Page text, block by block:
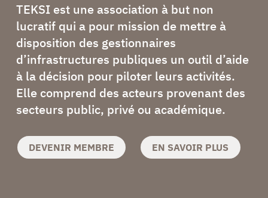
TEKSI est une association à but non
lucratif qui a pour mission de mettre à
disposition des gestionnaires
d’infrastructures publiques un outil d’aide
à la décision pour piloter leurs activités.
Elle comprend des acteurs provenant des
secteurs public, privé ou académique.
DEVENIR MEMBRE EN SAVOIR PLUS